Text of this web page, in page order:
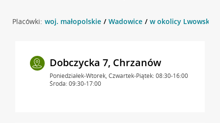
Placówki: woj. małopolskie Wadowice w okolicy Lwowska
Dobczycka 7, Chrzanów
Poniedziałek-Wtorek, Czwartek-Piątek: 08:30-16:00
Środa: 09:30-17:00